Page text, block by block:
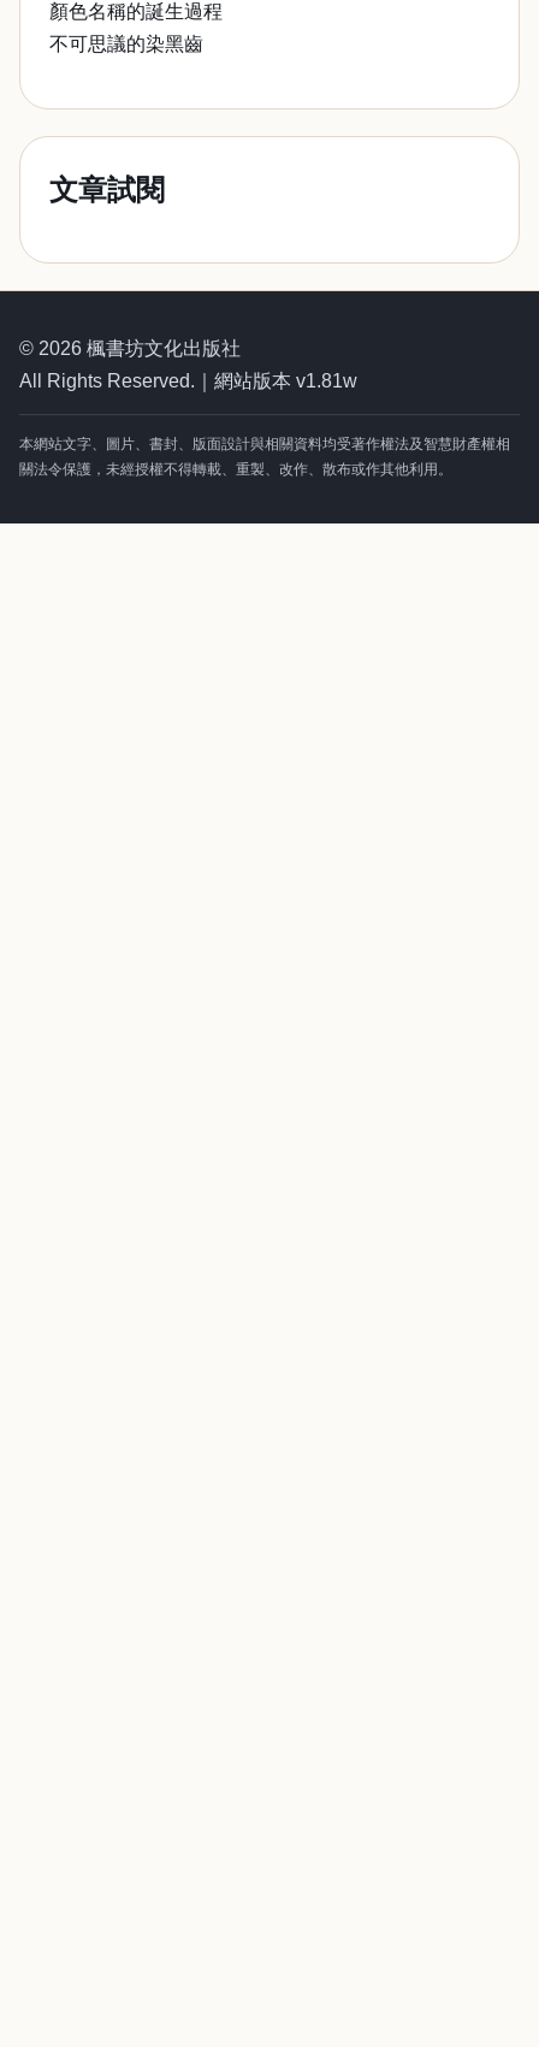
顏色名稱的誕生過程
不可思議的染黑齒
文章試閱
© 2026 楓書坊文化出版社
All Rights Reserved.｜網站版本 v1.81w
本網站文字、圖片、書封、版面設計與相關資料均受著作權法及智慧財產權相
關法令保護，未經授權不得轉載、重製、改作、散布或作其他利用。